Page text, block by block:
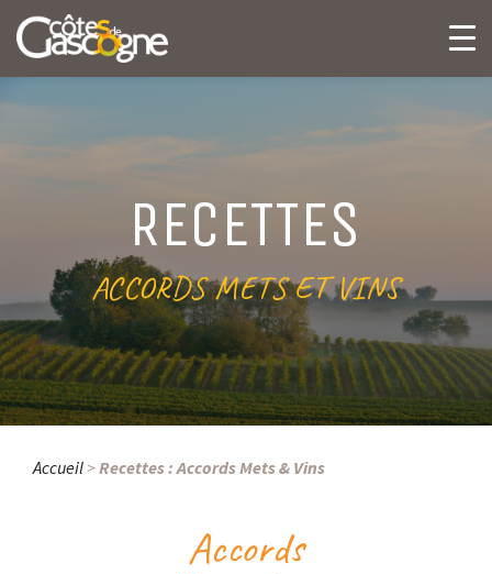
RECETTES
ACCORDS METS ET VINS
Accueil >Recettes : Accords Mets & Vins
Accords